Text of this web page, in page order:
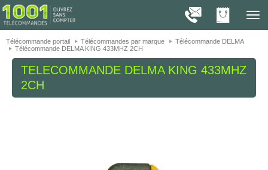
1001
Télécommande portail
Télécommandes par marque
Télécommande DELMA
Télécommande DELMA KING 433MHZ 2CH
TELECOMMANDE DELMA KING 433MHZ
2CH
On vous présente nos cookies !